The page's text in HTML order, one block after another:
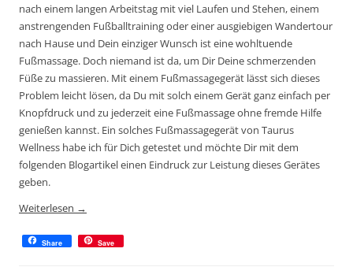
nach einem langen Arbeitstag mit viel Laufen und Stehen, einem
anstrengenden Fußballtraining oder einer ausgiebigen Wandertour
nach Hause und Dein einziger Wunsch ist eine wohltuende
Fußmassage. Doch niemand ist da, um Dir Deine schmerzenden
Füße zu massieren. Mit einem Fußmassagegerät lässt sich dieses
Problem leicht lösen, da Du mit solch einem Gerät ganz einfach per
Knopfdruck und zu jederzeit eine Fußmassage ohne fremde Hilfe
genießen kannst. Ein solches Fußmassagegerät von Taurus
Wellness habe ich für Dich getestet und möchte Dir mit dem
folgenden Blogartikel einen Eindruck zur Leistung dieses Gerätes
geben.
Weiterlesen →
Share Save